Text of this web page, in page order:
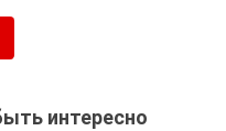
интересно